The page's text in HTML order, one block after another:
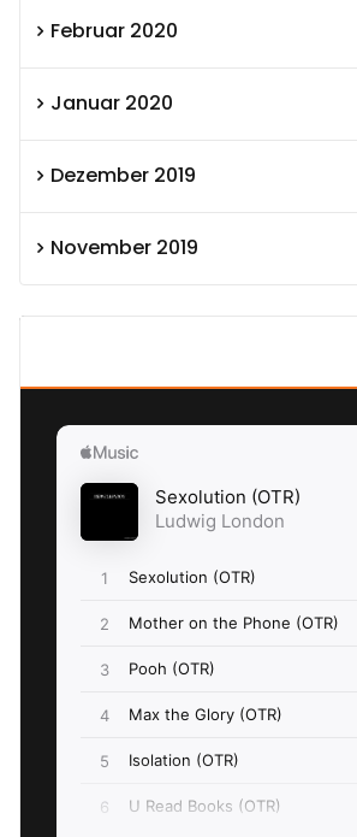
Februar 2020
Januar 2020
Dezember 2019
November 2019